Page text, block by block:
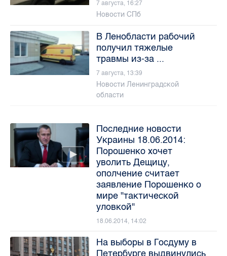
7 августа, 16:27
Новости СПб
В Ленобласти рабочий
получил тяжелые
травмы из-за ...
7 августа, 13:39
Новости Ленинградской
области
Последние новости
Украины 18.06.2014:
Порошенко хочет
уволить Дещицу,
ополчение считает
заявление Порошенко о
мире "тактической
уловкой"
18.06.2014, 14:02
На выборы в Госдуму в
Петербурге выдвинулись